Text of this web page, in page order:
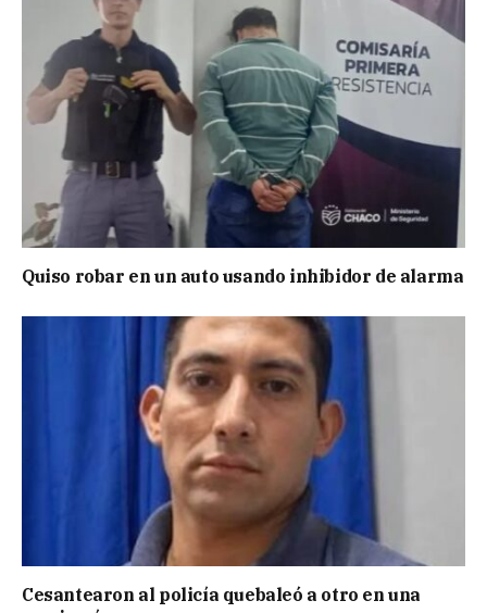
Quiso robar en un auto usando inhibidor de alarma
Cesantearon al policía quebaleó a otro en una